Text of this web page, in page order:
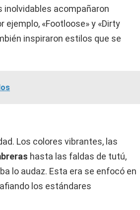
inolvidables acompañaron
«Footloose» y «Dirty
inspiraron estilos que se
Los colores vibrantes, las
hasta las faldas de tutú,
lo audaz. Esta era se enfocó en
los estándares